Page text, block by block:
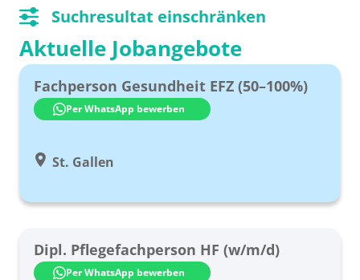
Aktuelle Jobangebote
Fachperson Gesundheit EFZ (50–100%)
Per WhatsApp bewerben
St. Gallen
Dipl. Pflegefachperson HF (w/m/d)
Per WhatsApp bewerben
Suchresultat einschränken
Kanton:
Alle Kantone
Aargau
Appenzell Ausserrhoden
Basel-Stadt